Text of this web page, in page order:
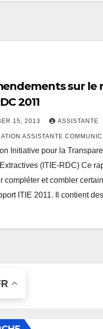
sur le
2011
15, 2013 ASSISTANTE
ASSISTANTE
Initiative pour la
(ITIE-RDC) Ce
compléter et combler
ITIE 2011. Il contient